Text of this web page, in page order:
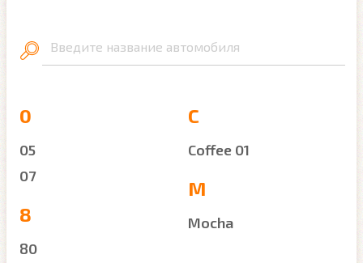
Введите название автомобиля
0
05
07
8
80
C
Coffee 01
M
Mocha